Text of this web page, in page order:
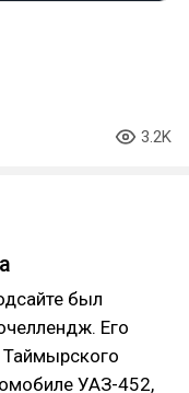
3.2K
был
Его
УАЗ-452,